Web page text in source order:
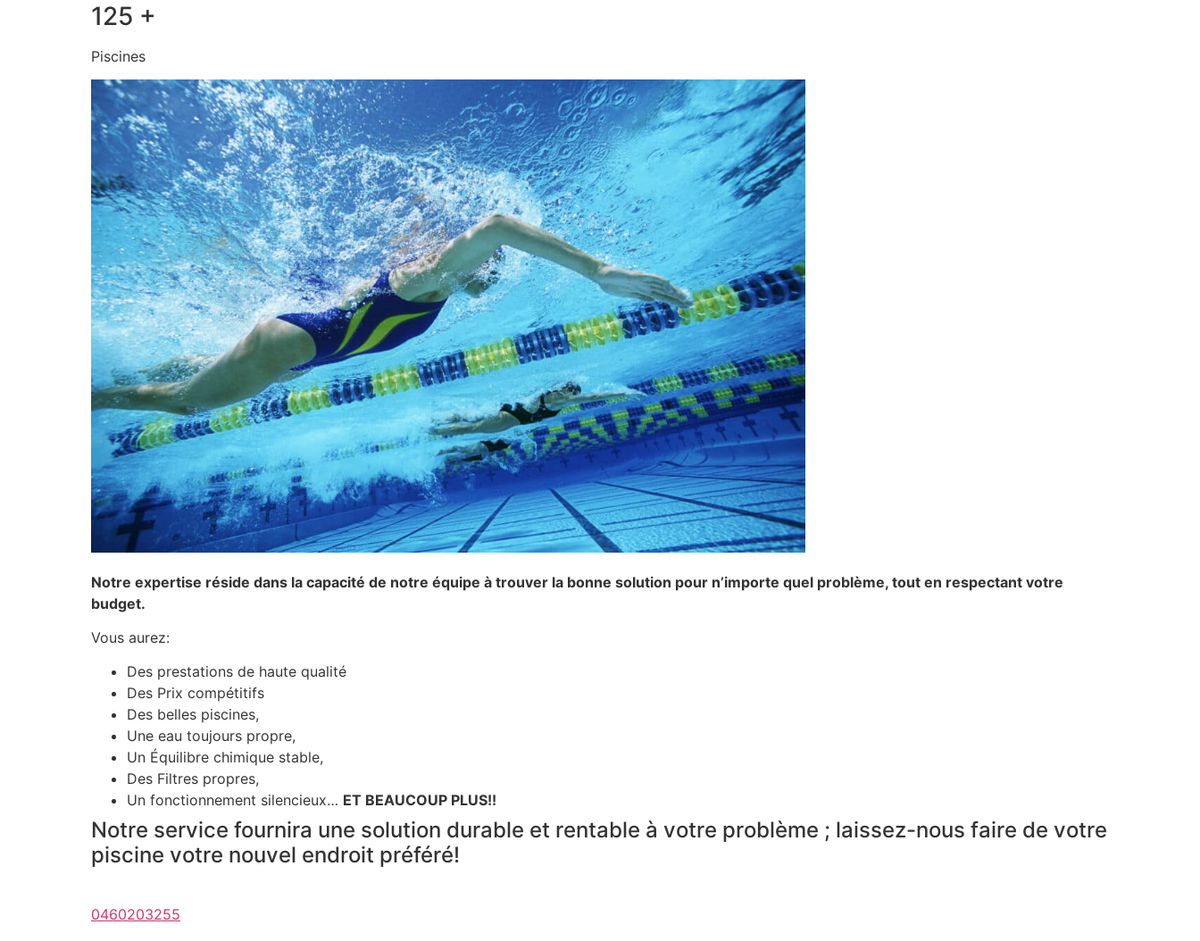
125 +
Piscines
Notre expertise réside dans la capacité de notre équipe à trouver la bonne solution pour n’importe quel problème, tout en respectant votre
budget.
Vous aurez:
Des prestations de haute qualité
Des Prix compétitifs
Des belles piscines,
Une eau toujours propre,
Un Équilibre chimique stable,
Des Filtres propres,
Un fonctionnement silencieux… ET BEAUCOUP PLUS!!
Notre service fournira une solution durable et rentable à votre problème ; laissez-nous faire de votre
piscine votre nouvel endroit préféré!
0460203255